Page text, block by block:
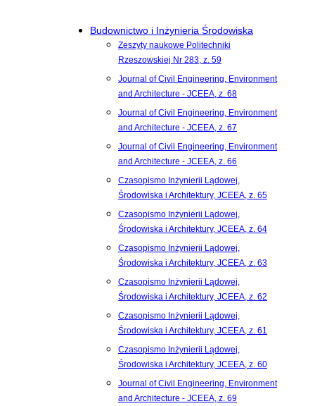
Budownictwo i Inżynieria Środowiska
Zeszyty naukowe Politechniki
Rzeszowskiej Nr 283, z. 59
Journal of Civil Engineering, Environment
and Architecture - JCEEA, z. 68
Journal of Civil Engineering, Environment
and Architecture - JCEEA, z. 67
Journal of Civil Engineering, Environment
and Architecture - JCEEA, z. 66
Czasopismo Inżynierii Lądowej,
Środowiska i Architektury, JCEEA, z. 65
Czasopismo Inżynierii Lądowej,
Środowiska i Architektury, JCEEA, z. 64
Czasopismo Inżynierii Lądowej,
Środowiska i Architektury, JCEEA, z. 63
Czasopismo Inżynierii Lądowej,
Środowiska i Architektury, JCEEA, z. 62
Czasopismo Inżynierii Lądowej,
Środowiska i Architektury, JCEEA, z. 61
Czasopismo Inżynierii Lądowej,
Środowiska i Architektury, JCEEA, z. 60
Journal of Civil Engineering, Environment
and Architecture - JCEEA, z. 69